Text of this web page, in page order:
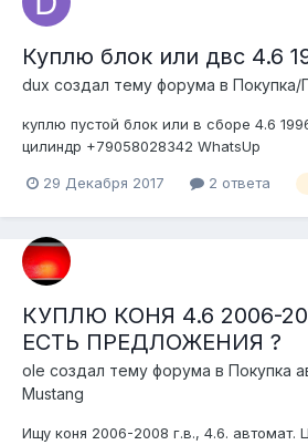
Куплю блок или двс 4.6
dux создал тему форума в Покупка/
куплю пустой блок или в сборе 4.6
цилиндр +79058028342 WhatsUp
29 Декабря 2017 2 ответа
КУПЛЮ КОНЯ 4.6 2006-
ЕСТЬ ПРЕДЛОЖЕНИЯ ?
ole создал тему форума в Покупка
Mustang
Ищу коня 2006-2008 г.в., 4.6. автомат.